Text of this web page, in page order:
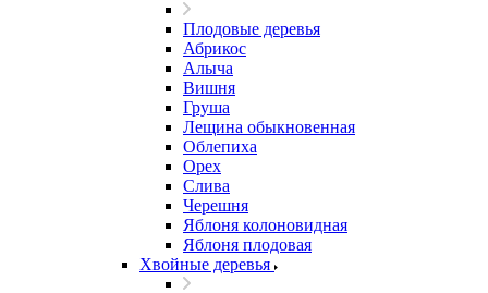
Плодовые деревья
Абрикос
Алыча
Вишня
Груша
Лещина обыкновенная
Облепиха
Орех
Слива
Черешня
Яблоня колоновидная
Яблоня плодовая
Хвойные деревья